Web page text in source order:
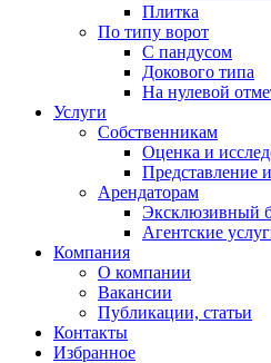
Плитка
По типу ворот
С пандусом
Докового типа
На нулевой
Услуги
Собственникам
Оценка и
Представление
Арендаторам
Эксклюзивный
Агентские
Компания
О компании
Вакансии
Публикации, статьи
Контакты
Избранное